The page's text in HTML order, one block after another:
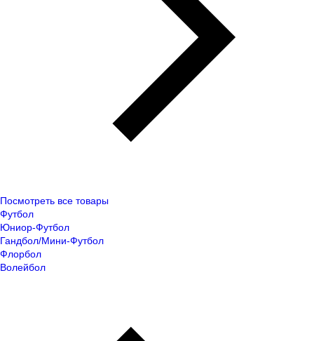
Посмотреть все товары
Футбол
Юниор-Футбол
Гандбол/Мини-Футбол
Флорбол
Волейбол